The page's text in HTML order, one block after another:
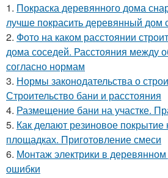
1. Покраска деревянного дома
лучше покрасить деревянный дом
2. Фото на каком расстоянии
дома соседей. Расстояния между
согласно нормам
3. Нормы законодательства о
Строительство бани и расстояния
4. Размещение бани на участке.
5. Как делают резиновое покрытие
площадках. Приготовление смеси
6. Монтаж электрики в
ошибки